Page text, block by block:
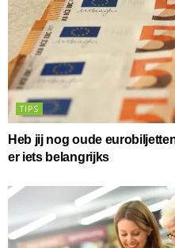
TIPS
Heb jij nog oude
er iets belangrijks